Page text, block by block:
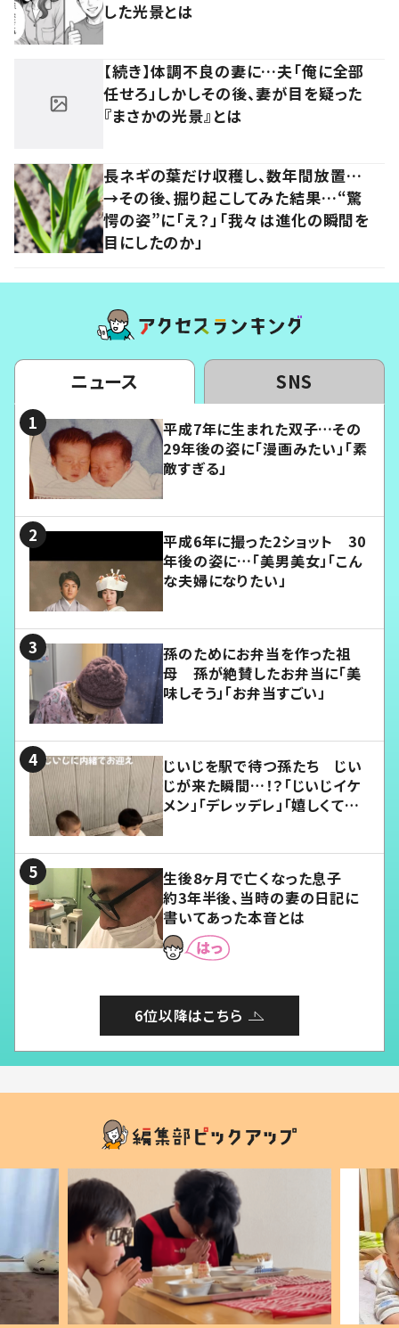
した光景とは
【続き】体調不良の妻に…夫「俺に全部
任せろ」しかしその後、妻が目を疑った
『まさかの光景』とは
長ネギの葉だけ収穫し、数年間放置…
→その後、掘り起こしてみた結果…“驚
愕の姿”に「え？」「我々は進化の瞬間を
目にしたのか」
ニュース SNS
平成7年に生まれた双子…その
29年後の姿に「漫画みたい」「素
敵すぎる」
平成6年に撮った2ショット 30
年後の姿に…「美男美女」「こん
な夫婦になりたい」
孫のためにお弁当を作った祖
母 孫が絶賛したお弁当に「美
味しそう」「お弁当すごい」
じいじを駅で待つ孫たち じい
じが来た瞬間…！？「じいじイケ
メン」「デレッデレ」「嬉しくて可
生後8ヶ月で亡くなった息子
約3年半後、当時の妻の日記に
書いてあった本音とは
6位以降はこちら